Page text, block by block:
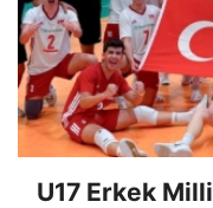
U17 Erkek